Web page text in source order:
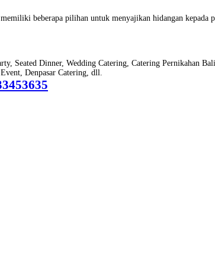
beberapa pilihan untuk menyajikan hidangan kepada
Seated Dinner, Wedding Catering, Catering Pernikahan
Denpasar Catering, dll.